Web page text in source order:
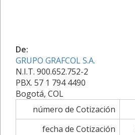
De:
GRUPO GRAFCOL S.A.
N.I.T. 900.652.752-2
PBX. 57 1 794 4490
Bogotá, COL
número de Cotización
fecha de Cotización